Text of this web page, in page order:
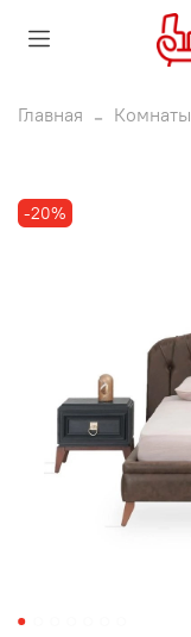
Главная Комнаты
-20%